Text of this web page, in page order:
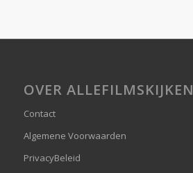
OVER ALLEFILMSKIJKEN
Contact
Algemene Voorwaarden
PrivacyBeleid